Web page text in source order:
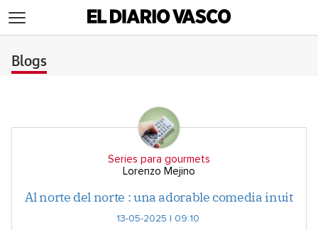
Blogs
Series para gourmets
Lorenzo Mejino
Al norte del norte : una adorable comedia inuit
13-05-2025 | 09:10